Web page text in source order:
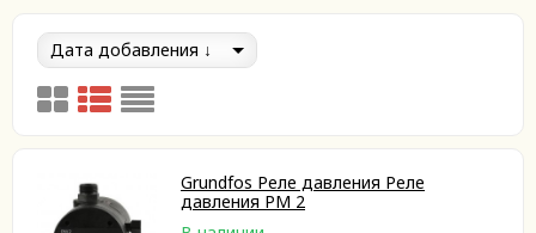
Дата добавления
Grundfos Реле давления Реле
давления PM 2